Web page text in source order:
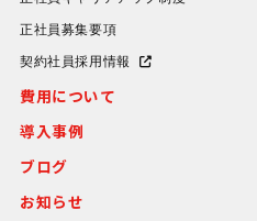
正社員募集要項
契約社員採用情報
費用について
導入事例
ブログ
お知らせ